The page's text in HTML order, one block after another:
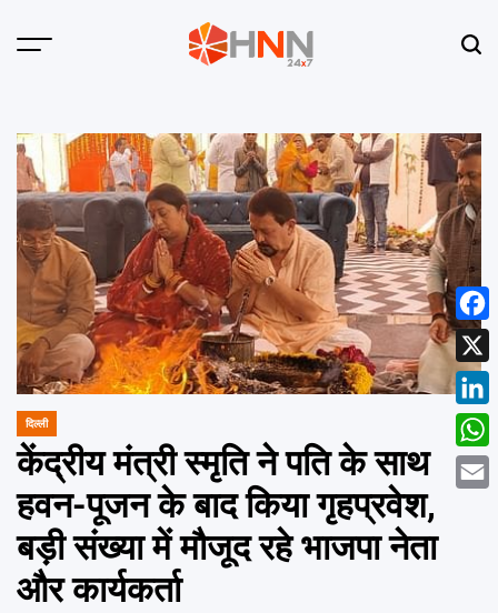
Menu
POSTED
IN
दिल्ली
केंद्रीय मंत्री स्मृति ने पति के साथ
हवन-पूजन के बाद किया गृहप्रवेश,
बड़ी संख्या में मौजूद रहे भाजपा नेता
और कार्यकर्ता
X